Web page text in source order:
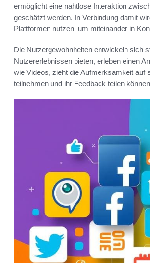
ermöglicht eine nahtlose Interaktion
geschätzt werden. In Verbindung damit
Plattformen nutzen, um miteinander in
Die Nutzergewohnheiten entwickeln sich
Nutzererlebnissen bieten, erleben einen
wie Videos, zieht die Aufmerksamkeit auf
teilnehmen und ihr Feedback teilen